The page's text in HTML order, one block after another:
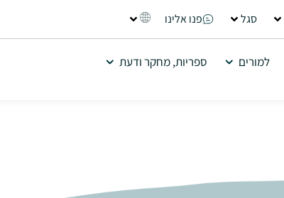
סגל פנו אלינו
למורים ספריות, מחקר ודעת